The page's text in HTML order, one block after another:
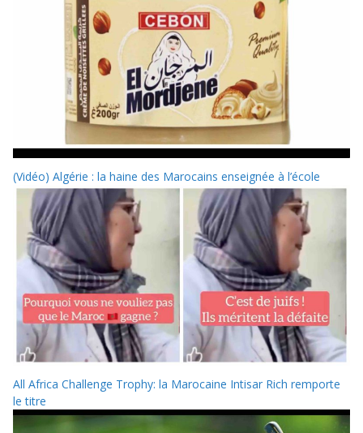
(Vidéo) Algérie : la haine des Marocains enseignée à l’école
All Africa Challenge Trophy: la Marocaine Intisar Rich remporte
le titre